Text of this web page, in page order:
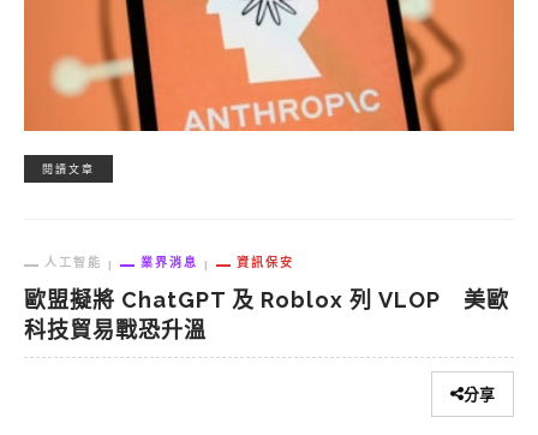
閱讀文章
人工智能 業界消息 資訊保安
歐盟擬將 ChatGPT 及 Roblox 列 VLOP 美歐
科技貿易戰恐升溫
分享